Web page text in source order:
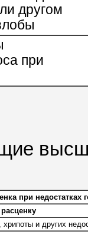
другом
при
при недостатках
и других